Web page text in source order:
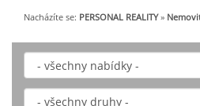
Nacházíte se: PERSONAL REALITY »